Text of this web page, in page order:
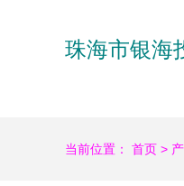
珠海市银海
当前位置： 首页 >